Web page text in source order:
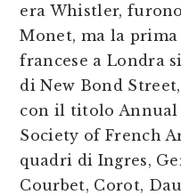
era Whistler,
Monet, ma la
francese a Londra
di New Bond
con il titolo
Society of French
quadri di Ingres,
Courbet, Corot,